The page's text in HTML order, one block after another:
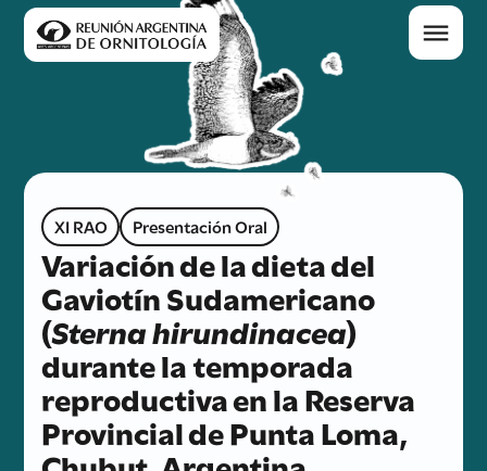
XI RAO Presentación Oral
Variación de la dieta del
Gaviotín Sudamericano
(Sterna hirundinacea)
durante la temporada
reproductiva en la Reserva
Provincial de Punta Loma,